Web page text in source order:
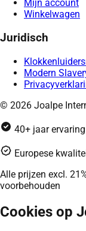
Mijn account
Winkelwagen
Juridisch
Modern
© 2026 Joalpe
40+ jaar ervaring
Europese
Alle prijzen excl.
voorbehouden
Cookies op